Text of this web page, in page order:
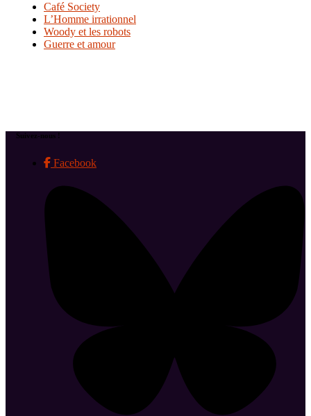
Café Society
L’Homme irrationnel
Woody et les robots
Guerre et amour
Suivez-nous !
Facebook